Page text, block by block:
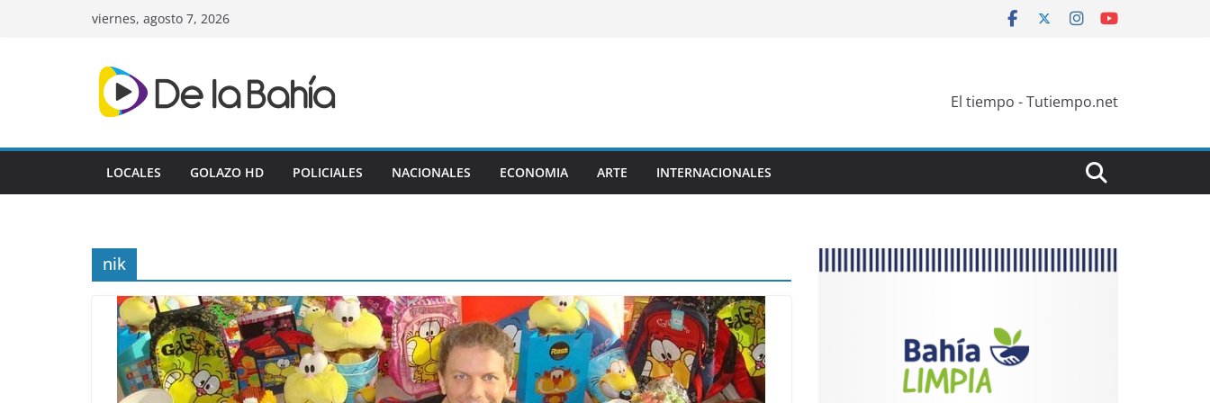
viernes, agosto 7, 2026
El tiempo - Tutiempo.net
LOCALES GOLAZO HD POLICIALES NACIONALES ECONOMIA ARTE INTERNACIONALES
nik